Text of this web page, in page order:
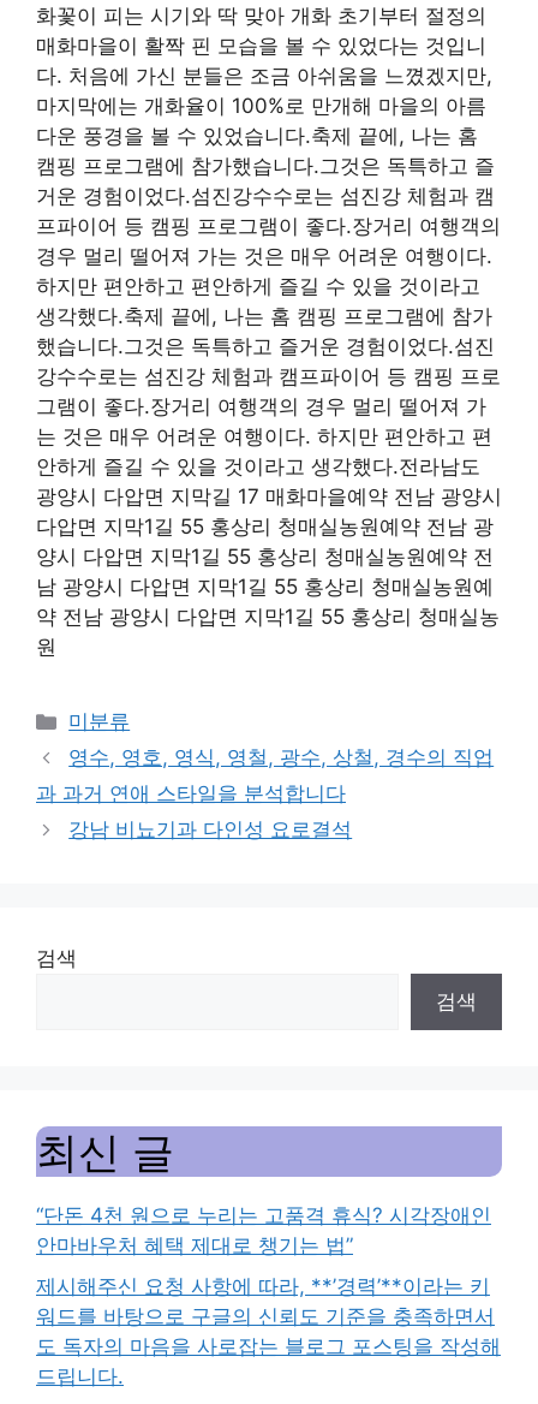
화꽃이 피는 시기와 딱 맞아 개화 초기부터 절정의
매화마을이 활짝 핀 모습을 볼 수 있었다는 것입니
다. 처음에 가신 분들은 조금 아쉬움을 느꼈겠지만,
마지막에는 개화율이 100%로 만개해 마을의 아름
다운 풍경을 볼 수 있었습니다.축제 끝에, 나는 홈
캠핑 프로그램에 참가했습니다.그것은 독특하고 즐
거운 경험이었다.섬진강수수로는 섬진강 체험과 캠
프파이어 등 캠핑 프로그램이 좋다.장거리 여행객의
경우 멀리 떨어져 가는 것은 매우 어려운 여행이다.
하지만 편안하고 편안하게 즐길 수 있을 것이라고
생각했다.축제 끝에, 나는 홈 캠핑 프로그램에 참가
했습니다.그것은 독특하고 즐거운 경험이었다.섬진
강수수로는 섬진강 체험과 캠프파이어 등 캠핑 프로
그램이 좋다.장거리 여행객의 경우 멀리 떨어져 가
는 것은 매우 어려운 여행이다. 하지만 편안하고 편
안하게 즐길 수 있을 것이라고 생각했다.전라남도
광양시 다압면 지막길 17 매화마을예약 전남 광양시
다압면 지막1길 55 홍상리 청매실농원예약 전남 광
양시 다압면 지막1길 55 홍상리 청매실농원예약 전
남 광양시 다압면 지막1길 55 홍상리 청매실농원예
약 전남 광양시 다압면 지막1길 55 홍상리 청매실농
원
Categories
미분류
영수, 영호, 영식, 영철, 광수, 상철, 경수의 직업
과 과거 연애 스타일을 분석합니다
강남 비뇨기과 다인성 요로결석
검색
검색
최신 글
“단돈 4천 원으로 누리는 고품격 휴식? 시각장애인
안마바우처 혜택 제대로 챙기는 법”
제시해주신 요청 사항에 따라, **’경력’**이라는 키
워드를 바탕으로 구글의 신뢰도 기준을 충족하면서
도 독자의 마음을 사로잡는 블로그 포스팅을 작성해
드립니다.